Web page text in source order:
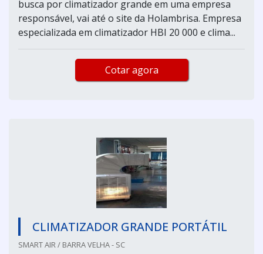
busca por climatizador grande em uma empresa
responsável, vai até o site da Holambrisa. Empresa
especializada em climatizador HBI 20 000 e clima...
Cotar agora
CLIMATIZADOR GRANDE PORTÁTIL
SMART AIR / BARRA VELHA - SC